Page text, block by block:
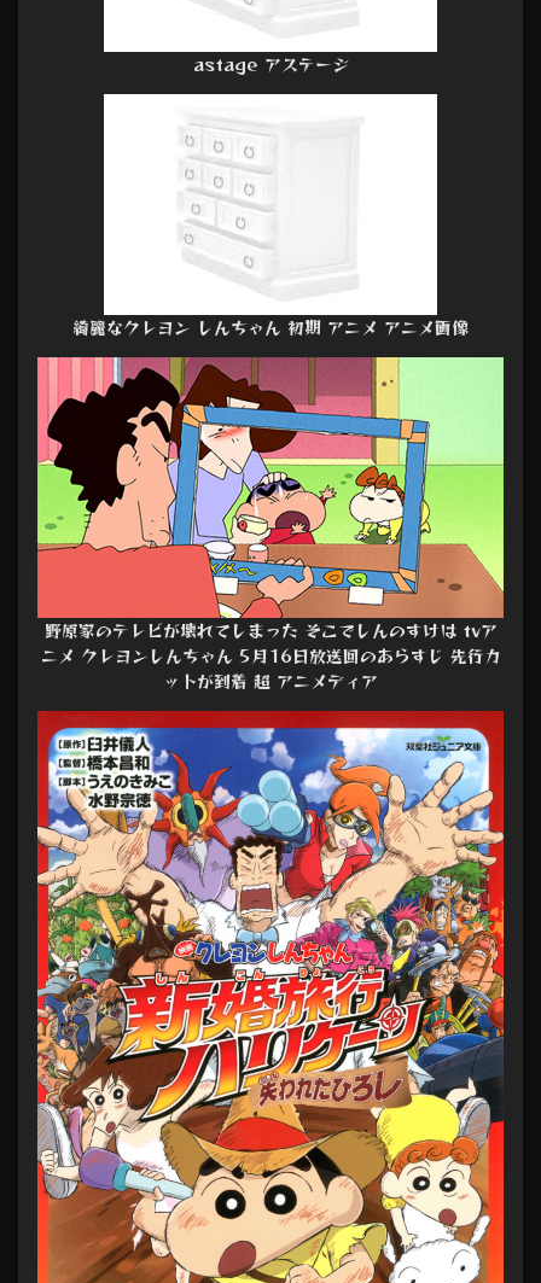
astage アステージ
綺麗なクレヨン しんちゃん 初期 アニメ アニメ画像
野原家のテレビが壊れてしまった そこでしんのすけは tvア
ニメ クレヨンしんちゃん 5月16日放送回のあらすじ 先行カ
ットが到着 超 アニメディア